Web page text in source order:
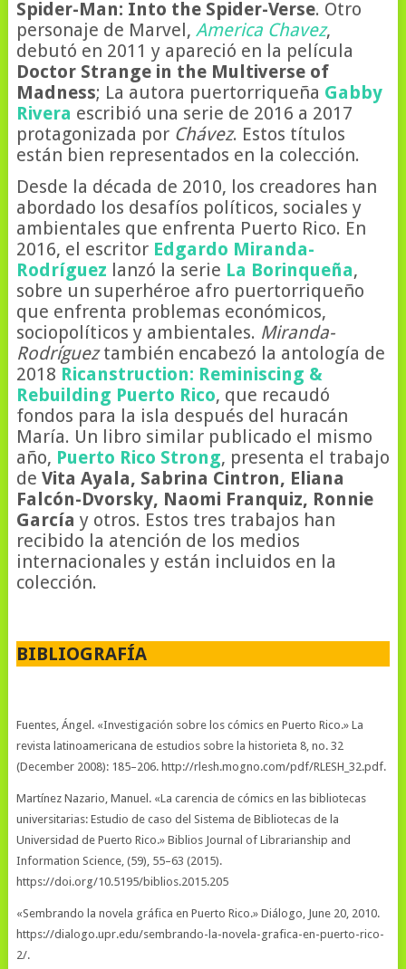
Spider-Man: Into the Spider-Verse. Otro
personaje de Marvel, America Chavez,
debutó en 2011 y apareció en la película
Doctor Strange in the Multiverse of
Madness; La autora puertorriqueña Gabby
Rivera escribió una serie de 2016 a 2017
protagonizada por Chávez. Estos títulos
están bien representados en la colección.
Desde la década de 2010, los creadores han
abordado los desafíos políticos, sociales y
ambientales que enfrenta Puerto Rico. En
2016, el escritorEdgardo Miranda-
Rodríguez lanzó la serie La Borinqueña,
sobre un superhéroe afro puertorriqueño
que enfrenta problemas económicos,
sociopolíticos y ambientales. Miranda-
Rodrígueztambién encabezó la antología de
2018 Ricanstruction: Reminiscing &
Rebuilding Puerto Rico, que recaudó
fondos para la isla después del huracán
María. Un libro similar publicado el mismo
año, Puerto Rico Strong, presenta el trabajo
de Vita Ayala, Sabrina Cintron, Eliana
Falcón-Dvorsky, Naomi Franquiz, Ronnie
García y otros. Estos tres trabajos han
recibido la atención de los medios
internacionales y están incluidos en la
colección.
BIBLIOGRAFÍA
Fuentes, Ángel. «Investigación sobre los cómics en Puerto Rico.» La
revista latinoamericana de estudios sobre la historieta 8, no. 32
(December 2008): 185–206. http://rlesh.mogno.com/pdf/RLESH_32.pdf.
Martínez Nazario, Manuel. «La carencia de cómics en las bibliotecas
universitarias: Estudio de caso del Sistema de Bibliotecas de la
Universidad de Puerto Rico.» Biblios Journal of Librarianship and
Information Science, (59), 55–63 (2015).
https://doi.org/10.5195/biblios.2015.205
«Sembrando la novela gráfica en Puerto Rico.» Diálogo, June 20, 2010.
https://dialogo.upr.edu/sembrando-la-novela-grafica-en-puerto-rico-
2/.